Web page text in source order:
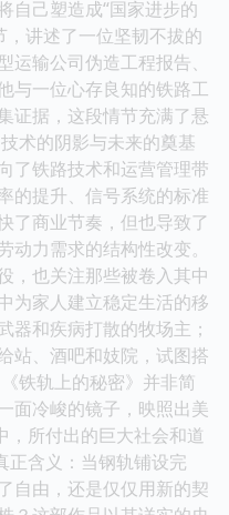
自己塑造成“国家进步的
，讲述了一位坚韧不拔的
输公司伪造工程报告、
与一位心存良知的铁路工
证据，这段情节充满了悬
术的阴影与未来的奠基
了铁路技术和运营管理带
的提升、信号系统的标准
了商业节奏，但也导致了
力需求的结构性改变。
，也关注那些被卷入其中
为家人建立稳定生活的移
器和疾病打散的牧场主；
站、酒吧和妓院，试图搭
铁轨上的秘密》并非简
面冷峻的镜子，映照出美
，所付出的巨大社会和道
正含义：当钢轨铺设完
自由，还是仅仅用新的契